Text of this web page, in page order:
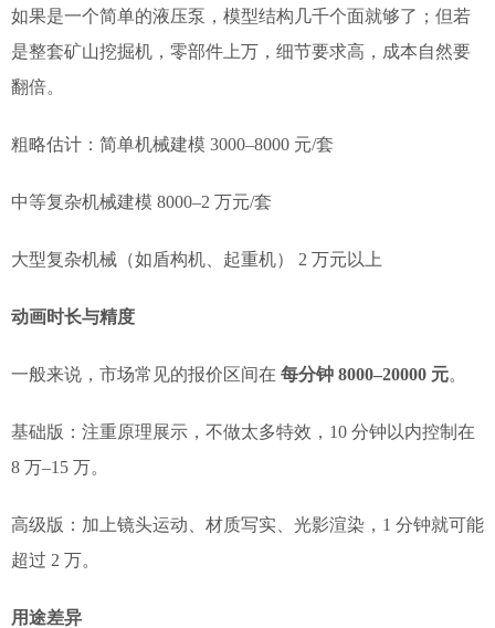
如果是一个简单的液压泵，模型结构几千个面就够了；但若
是整套矿山挖掘机，零部件上万，细节要求高，成本自然要
翻倍。
粗略估计：简单机械建模 3000–8000 元/套
中等复杂机械建模 8000–2 万元/套
大型复杂机械（如盾构机、起重机） 2 万元以上
动画时长与精度
一般来说，市场常见的报价区间在 每分钟 8000–20000 元。
基础版：注重原理展示，不做太多特效，10 分钟以内控制在
8 万–15 万。
高级版：加上镜头运动、材质写实、光影渲染，1 分钟就可能
超过 2 万。
用途差异